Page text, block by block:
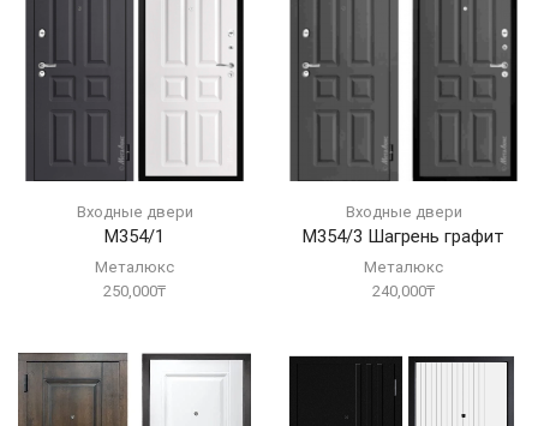
Входные двери
М354/1
Металюкс
250,000₸
Входные двери
М354/3 Шагрень графит
Металюкс
240,000₸